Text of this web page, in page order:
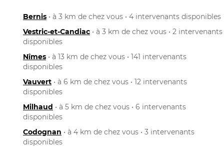
Bernis • à 3 km de chez vous • 4 intervenants disponibles
Vestric-et-Candiac • à 3 km de chez vous • 2 intervenants
disponibles
Nîmes • à 13 km de chez vous • 141 intervenants
disponibles
Vauvert • à 6 km de chez vous • 12 intervenants
disponibles
Milhaud • à 5 km de chez vous • 6 intervenants
disponibles
Codognan • à 4 km de chez vous • 3 intervenants
disponibles